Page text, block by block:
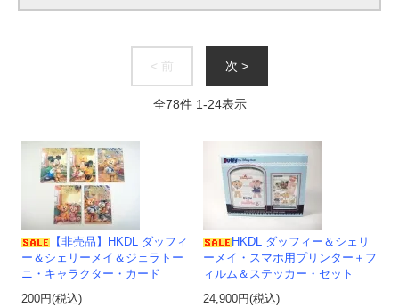
< 前 次 >
全78件 1-24表示
【非売品】HKDL ダッフィ
ー＆シェリーメイ＆ジェラトー
ニ・キャラクター・カード
200円(税込)
HKDL ダッフィー＆シェリ
ーメイ・スマホ用プリンター＋フ
ィルム＆ステッカー・セット
24,900円(税込)